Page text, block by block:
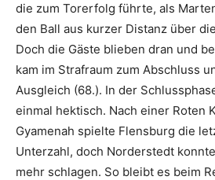
die zum Torerfolg führte, als
den Ball aus kurzer Distanz über
Doch die Gäste blieben dran und
kam im Strafraum zum Abschluss
Ausgleich (68.). In der
einmal hektisch. Nach einer Roten
Gyamenah spielte Flensburg die
Unterzahl, doch Norderstedt
mehr schlagen. So bleibt es beim